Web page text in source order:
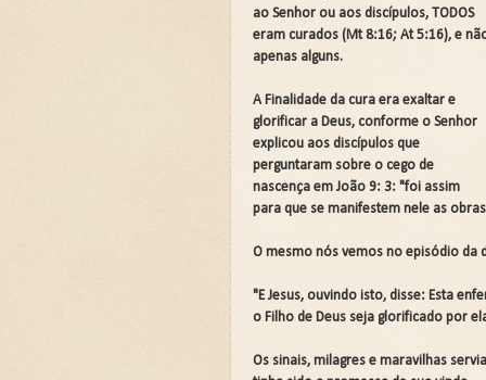
REVELANDO O
Curso: Teologia Bíblica
Curso Completo: Teologia
Curso: Ezequiel: A
Curso: Êxodo: A Jornada
Curso: Teologia Bíblica
Curso: Quando a Glória
Curso Completo: Teologia
📚SETE ERROS QUE O
A Fé Define seus Limites
ao Senhor ou aos discípulos, TODOS
eram curados (Mt 8:16; At 5:16), e
apenas alguns.
A Finalidade da cura era exaltar e
glorificar a Deus, conforme o Senhor
explicou aos discípulos que
perguntaram sobre o cego de
nascença em João 9: 3: "foi assim
para que se manifestem nele as
O mesmo nós vemos no episódio da
"E Jesus, ouvindo isto, disse: Esta
o Filho de Deus seja glorificado por
Os sinais, milagres e maravilhas